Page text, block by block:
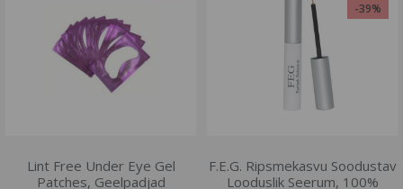
Lint Free Under Eye Gel
Patches, Geelpadjad
-39%
F.E.G. Ripsmekasvu Soodustav
Looduslik Seerum, 100%